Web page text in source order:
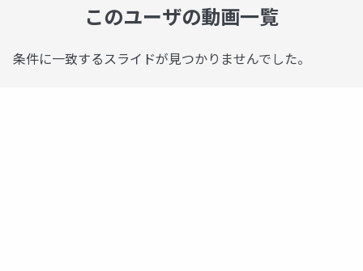
このユーザの動画一覧
条件に一致するスライドが見つかりませんでした。